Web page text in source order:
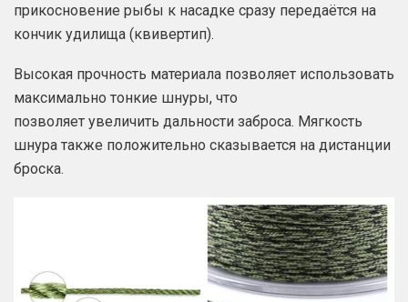
прикосновение рыбы к насадке сразу передаётся на
кончик удилища (квивертип).
Высокая прочность материала позволяет использовать
максимально тонкие шнуры, что
позволяет увеличить дальности заброса. Мягкость
шнура также положительно сказывается на дистанции
броска.